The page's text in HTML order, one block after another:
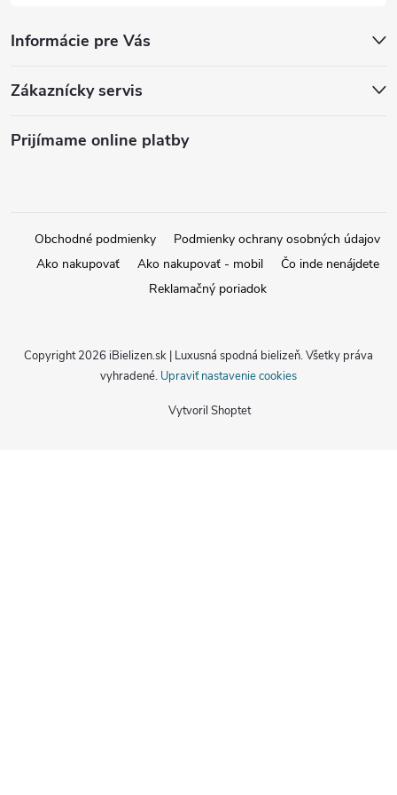
Informácie pre Vás
Zákaznícky servis
Prijímame online platby
Obchodné podmienky
Podmienky ochrany osobných údajov
Ako nakupovať
Ako nakupovať - mobil
Čo inde nenájdete
Reklamačný poriadok
Vytvoril Shoptet
Copyright 2026 iBielizen.sk | Luxusná spodná bielizeň. Všetky práva
vyhradené. Upraviť nastavenie cookies